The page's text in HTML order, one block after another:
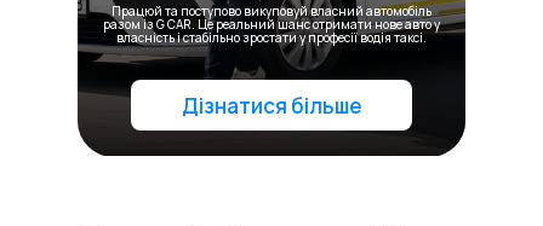
Працюй та поступово викуповуй власний автомобіль
разом із G CAR. Це реальний шанс отримати нове авто у
власність і стабільно зростати у професії водія таксі.
Дізнатися більше